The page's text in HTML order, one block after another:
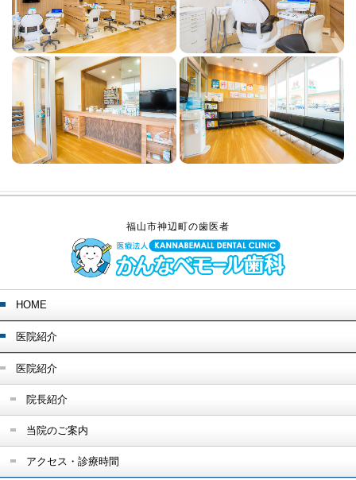
福山市神辺町の歯医者
HOME
医院紹介
医院紹介
院長紹介
当院のご案内
アクセス・診療時間